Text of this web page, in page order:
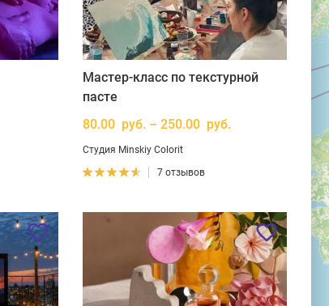
Мастер-класс по текстурной
пасте
80.00 руб. – 250.00 руб.
Студия Minskiy Colorit
7 отзывов